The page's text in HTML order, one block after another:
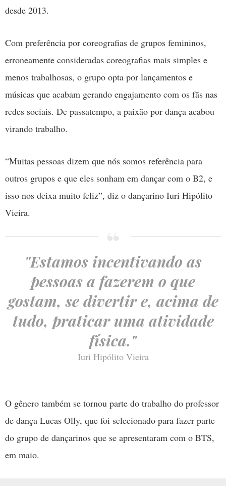
desde 2013.
Com preferência por coreografias de grupos femininos,
erroneamente consideradas coreografias mais simples e
menos trabalhosas, o grupo opta por lançamentos e
músicas que acabam gerando engajamento com os fãs nas
redes sociais. De passatempo, a paixão por dança acabou
virando trabalho.
“Muitas pessoas dizem que nós somos referência para
outros grupos e que eles sonham em dançar com o B2, e
isso nos deixa muito feliz”, diz o dançarino Iuri Hipólito
Vieira.
"Estamos incentivando as
pessoas a fazerem o que
gostam, se divertir e, acima de
tudo, praticar uma atividade
física."
Iuri Hipólito Vieira
O gênero também se tornou parte do trabalho do professor
de dança Lucas Olly, que foi selecionado para fazer parte
do grupo de dançarinos que se apresentaram com o BTS,
em maio.